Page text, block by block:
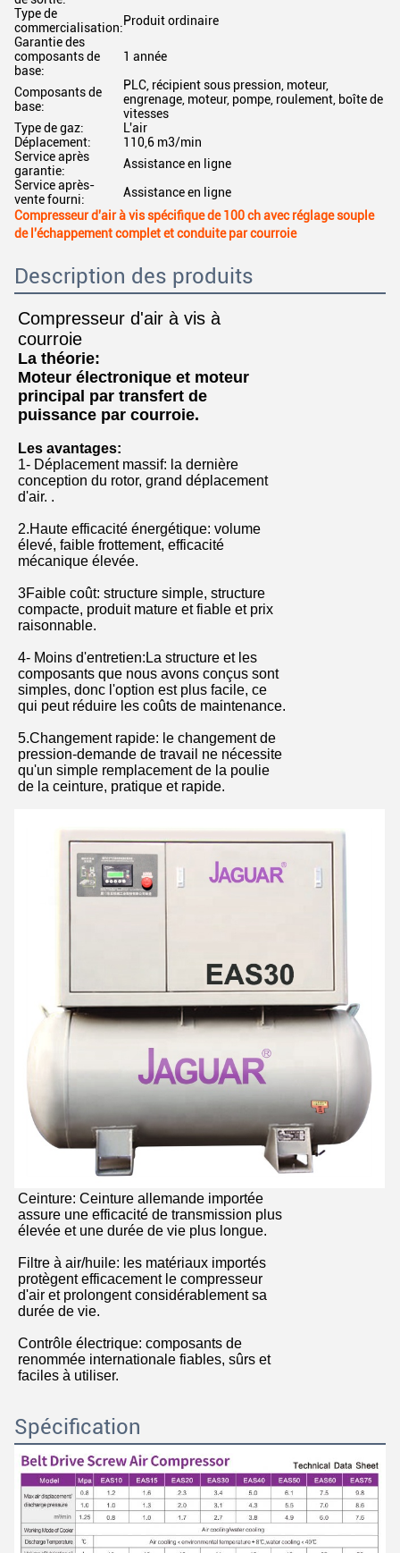
Laisser un message
Nous vous rappellerons bientôt!
Type de
commercialisation:Produit ordinaire
Garantie des
composants de
base:
1 année
Composants de
base:
PLC, récipient sous pression, moteur,
engrenage, moteur, pompe, roulement, boîte de
vitesses
Type de gaz:
L'air
Déplacement:
110,6 m3/min
Service après
garantie:
Assistance en ligne
Service après-
vente fourni:
Assistance en ligne
Compresseur d'air à vis spécifique de 100 ch avec réglage souple
de l'échappement complet et conduite par courroie
Description des produits
Compresseur d'air à vis à
courroie
La théorie:
Moteur électronique et moteur
principal par transfert de
puissance par courroie.
Les avantages:
1- Déplacement massif: la dernière
conception du rotor, grand déplacement
d'air. .
2.Haute efficacité énergétique: volume
élevé, faible frottement, efficacité
mécanique élevée.
3Faible coût: structure simple, structure
compacte, produit mature et fiable et prix
raisonnable.
4- Moins d'entretien: La structure et les
composants que nous avons conçus sont
simples, donc l'option est plus facile, ce
qui peut réduire les coûts de maintenance.
5.Changement rapide: le changement de
pression-demande de travail ne nécessite
qu'un simple remplacement de la poulie
de la ceinture, pratique et rapide.
Ceinture: Ceinture allemande importée
assure une efficacité de transmission plus
élevée et une durée de vie plus longue.
Filtre à air/huile: les matériaux importés
protègent efficacement le compresseur
d'air et prolongent considérablement sa
durée de vie.
Contrôle électrique: composants de
renommée internationale fiables, sûrs et
faciles à utiliser.
Spécification